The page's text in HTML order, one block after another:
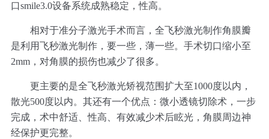
口smile3.0设备系统成熟稳定，性高。
相对于准分子激光手术而言，全飞秒激光制作角膜瓣
是利用飞秒激光制作，要一些，薄一些。手术切口缩小至
2mm，对角膜的损伤也减少了很多。
更主要的是全飞秒激光矫视范围扩大至1000度以内，
散光500度以内。其还有一个优点：微小透镜切除术，一步
完成，术中舒适、性高、有效减少术后眩光，角膜周边神
经保护更完整。